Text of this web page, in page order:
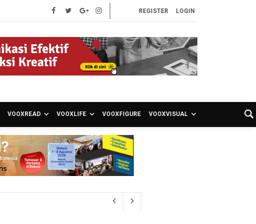
REGISTER LOGIN
VOOXREAD VOOXLIFE VOOXFIGURE VOOXVISUAL